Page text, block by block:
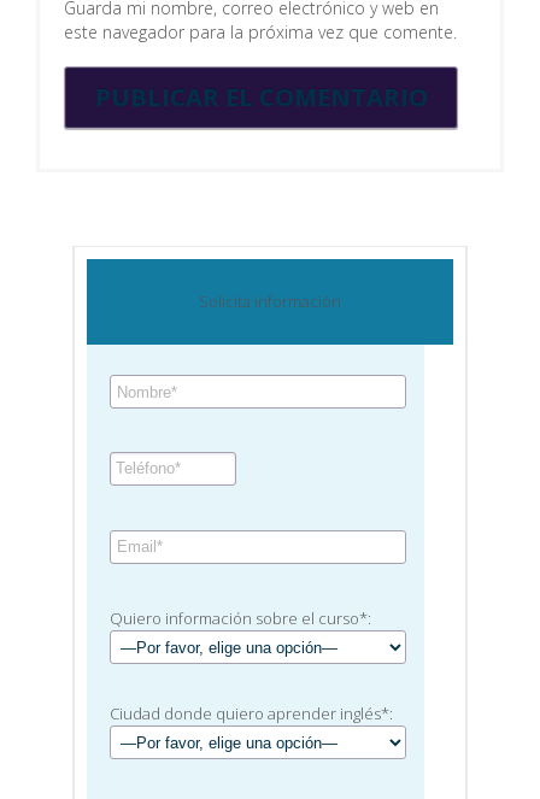
Guarda mi nombre, correo electrónico y web en
este navegador para la próxima vez que comente.
Solicita información
Quiero información sobre el curso*:
Ciudad donde quiero aprender inglés*: